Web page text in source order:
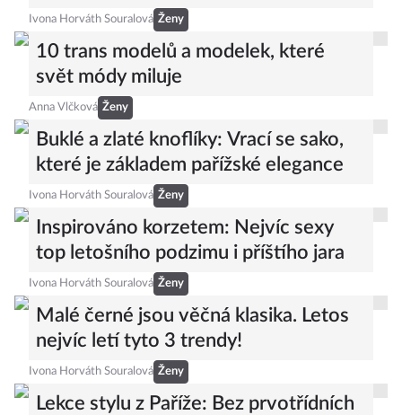
Ivona Horváth Souralová Ženy
10 trans modelů a modelek, které
svět módy miluje
Anna Vlčková Ženy
Buklé a zlaté knoflíky: Vrací se sako,
které je základem pařížské elegance
Ivona Horváth Souralová Ženy
Inspirováno korzetem: Nejvíc sexy
top letošního podzimu i příštího jara
Ivona Horváth Souralová Ženy
Malé černé jsou věčná klasika. Letos
nejvíc letí tyto 3 trendy!
Ivona Horváth Souralová Ženy
Lekce stylu z Paříže: Bez prvotřídních